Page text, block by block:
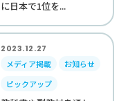
に日本で1位を...
2023.12.27
メディア掲載
お知らせ
ピックアップ